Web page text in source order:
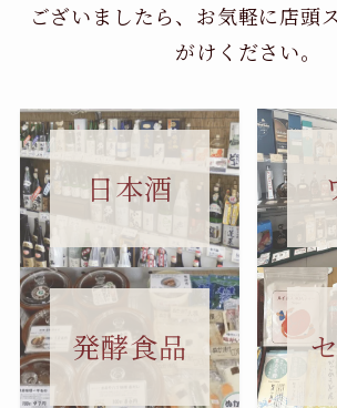
ございましたら、お気軽に店頭
がけください。
日本酒
発酵食品